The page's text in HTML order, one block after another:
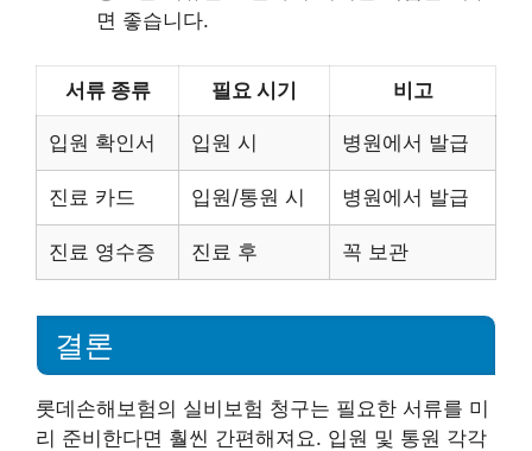
면 좋습니다.
서류 종류 필요 시기 비고
입원 확인서 입원 시 병원에서 발급
진료 카드 입원/통원 시 병원에서 발급
진료 영수증 진료 후 꼭 보관
결론
롯데손해보험의 실비보험 청구는 필요한 서류를 미
리 준비한다면 훨씬 간편해져요. 입원 및 통원 각각